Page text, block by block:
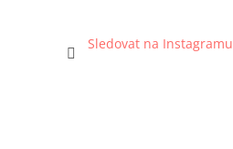
Sledovat na Instagramu